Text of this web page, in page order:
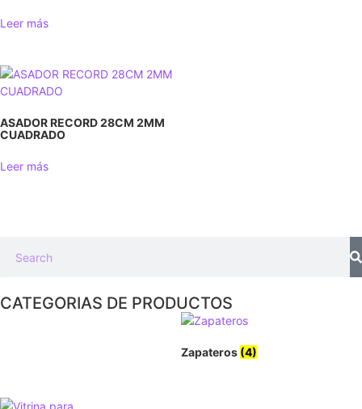
Leer más
ASADOR RECORD 28CM 2MM
CUADRADO
Leer más
CATEGORIAS DE PRODUCTOS
Zapateros (4)